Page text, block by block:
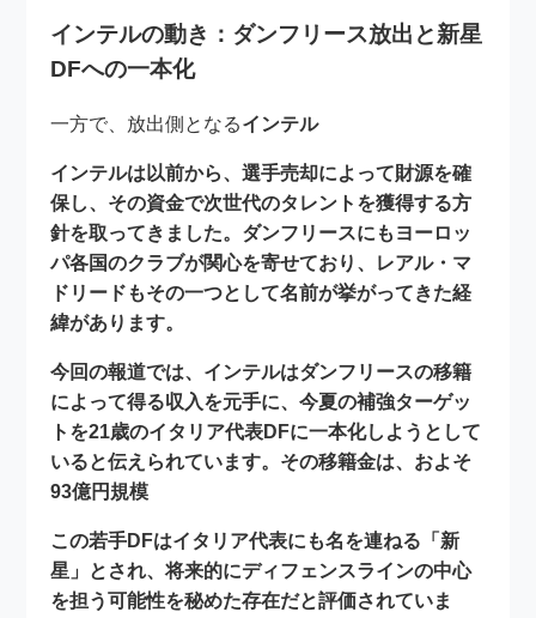
インテルの動き：ダンフリース放出と新星
DFへの一本化
一方で、放出側となるインテル
インテルは以前から、選手売却によって財源を確
保し、その資金で次世代のタレントを獲得する方
針を取ってきました。ダンフリースにもヨーロッ
パ各国のクラブが関心を寄せており、レアル・マ
ドリードもその一つとして名前が挙がってきた経
緯があります。
今回の報道では、インテルはダンフリースの移籍
によって得る収入を元手に、今夏の補強ターゲッ
トを21歳のイタリア代表DFに一本化しようとして
いると伝えられています。その移籍金は、およそ
93億円規模
この若手DFはイタリア代表にも名を連ねる「新
星」とされ、将来的にディフェンスラインの中心
を担う可能性を秘めた存在だと評価されていま